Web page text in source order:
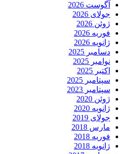
آگوست 2026
جولای 2026
ژوئن 2026
فوریه 2026
ژانویه 2026
دسامبر 2025
نوامبر 2025
اکتبر 2025
سپتامبر 2025
سپتامبر 2023
ژوئن 2020
ژانویه 2020
جولای 2019
مارس 2018
فوریه 2018
ژانویه 2018